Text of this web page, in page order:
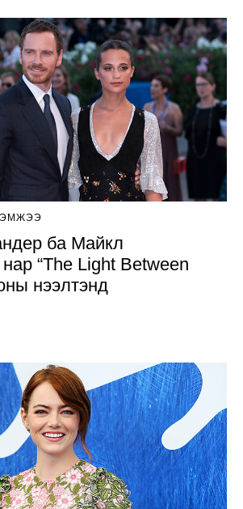
ба Майкл
“The Light Between
нээлтэнд